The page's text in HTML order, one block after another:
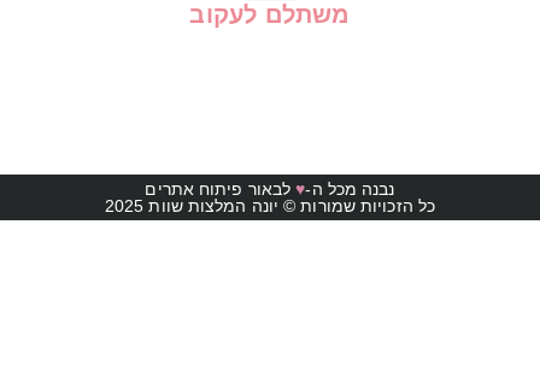
משתלם לעקוב
נבנה מכל ה-♥לבאור פיתוח אתרים
כל הזכויות שמורות © יונה המלצות שוות 2025